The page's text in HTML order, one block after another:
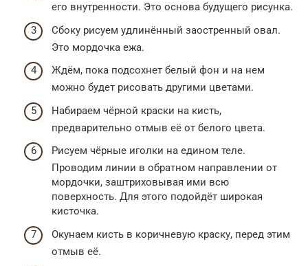
его внутренности. Это основа будущего рисунка.
Сбоку рисуем удлинённый заостренный овал.
Это мордочка ежа.
Ждём, пока подсохнет белый фон и на нем
можно будет рисовать другими цветами.
Набираем чёрной краски на кисть,
предварительно отмыв её от белого цвета.
Рисуем чёрные иголки на едином теле.
Проводим линии в обратном направлении от
мордочки, заштриховывая ими всю
поверхность. Для этого подойдёт широкая
кисточка.
Окунаем кисть в коричневую краску, перед этим
отмыв её.